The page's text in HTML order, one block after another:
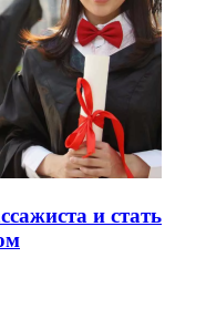
и стать